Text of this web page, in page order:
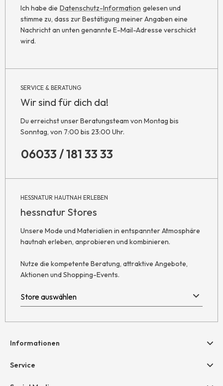
Ich habe die Datenschutz-Information gelesen und
stimme zu, dass zur Bestätigung meiner Angaben eine
Nachricht an unten genannte E-Mail-Adresse verschickt
wird.
SERVICE & BERATUNG
Wir sind für dich da!
Du erreichst unser Beratungsteam von Montag bis
Sonntag, von 7:00 bis 23:00 Uhr.
06033 / 181 33 33
HESSNATUR HAUTNAH ERLEBEN
hessnatur Stores
Unsere Mode und Materialien in entspannter Atmosphäre
hautnah erleben, anprobieren und kombinieren.
Nutze die kompetente Beratung, attraktive Angebote,
Aktionen und Shopping-Events.
Informationen
Hilfe & Kontakt
Service
Geschenkgutscheine